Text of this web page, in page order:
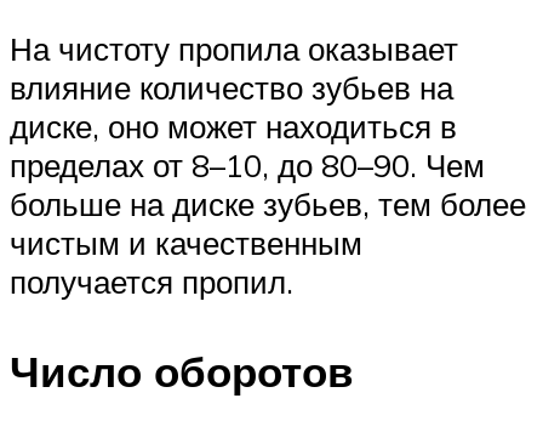
На чистоту пропила оказывает
влияние количество зубьев на
диске, оно может находиться в
пределах от 8–10, до 80–90. Чем
больше на диске зубьев, тем более
чистым и качественным
получается пропил.
Число оборотов